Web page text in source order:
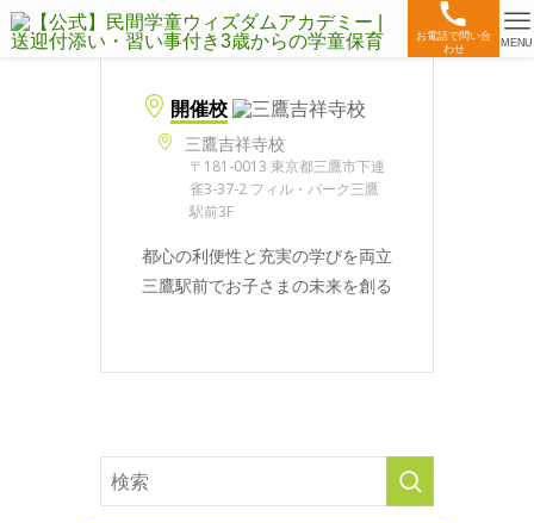
お電話で問い合
わせ
MENU
開催校
三鷹吉祥寺校
〒181-0013 東京都三鷹市下連
雀3-37-2 フィル・パーク三鷹
駅前3F
都心の利便性と充実の学びを両立
三鷹駅前でお子さまの未来を創る